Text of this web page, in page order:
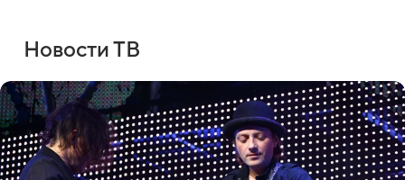
Новости ТВ